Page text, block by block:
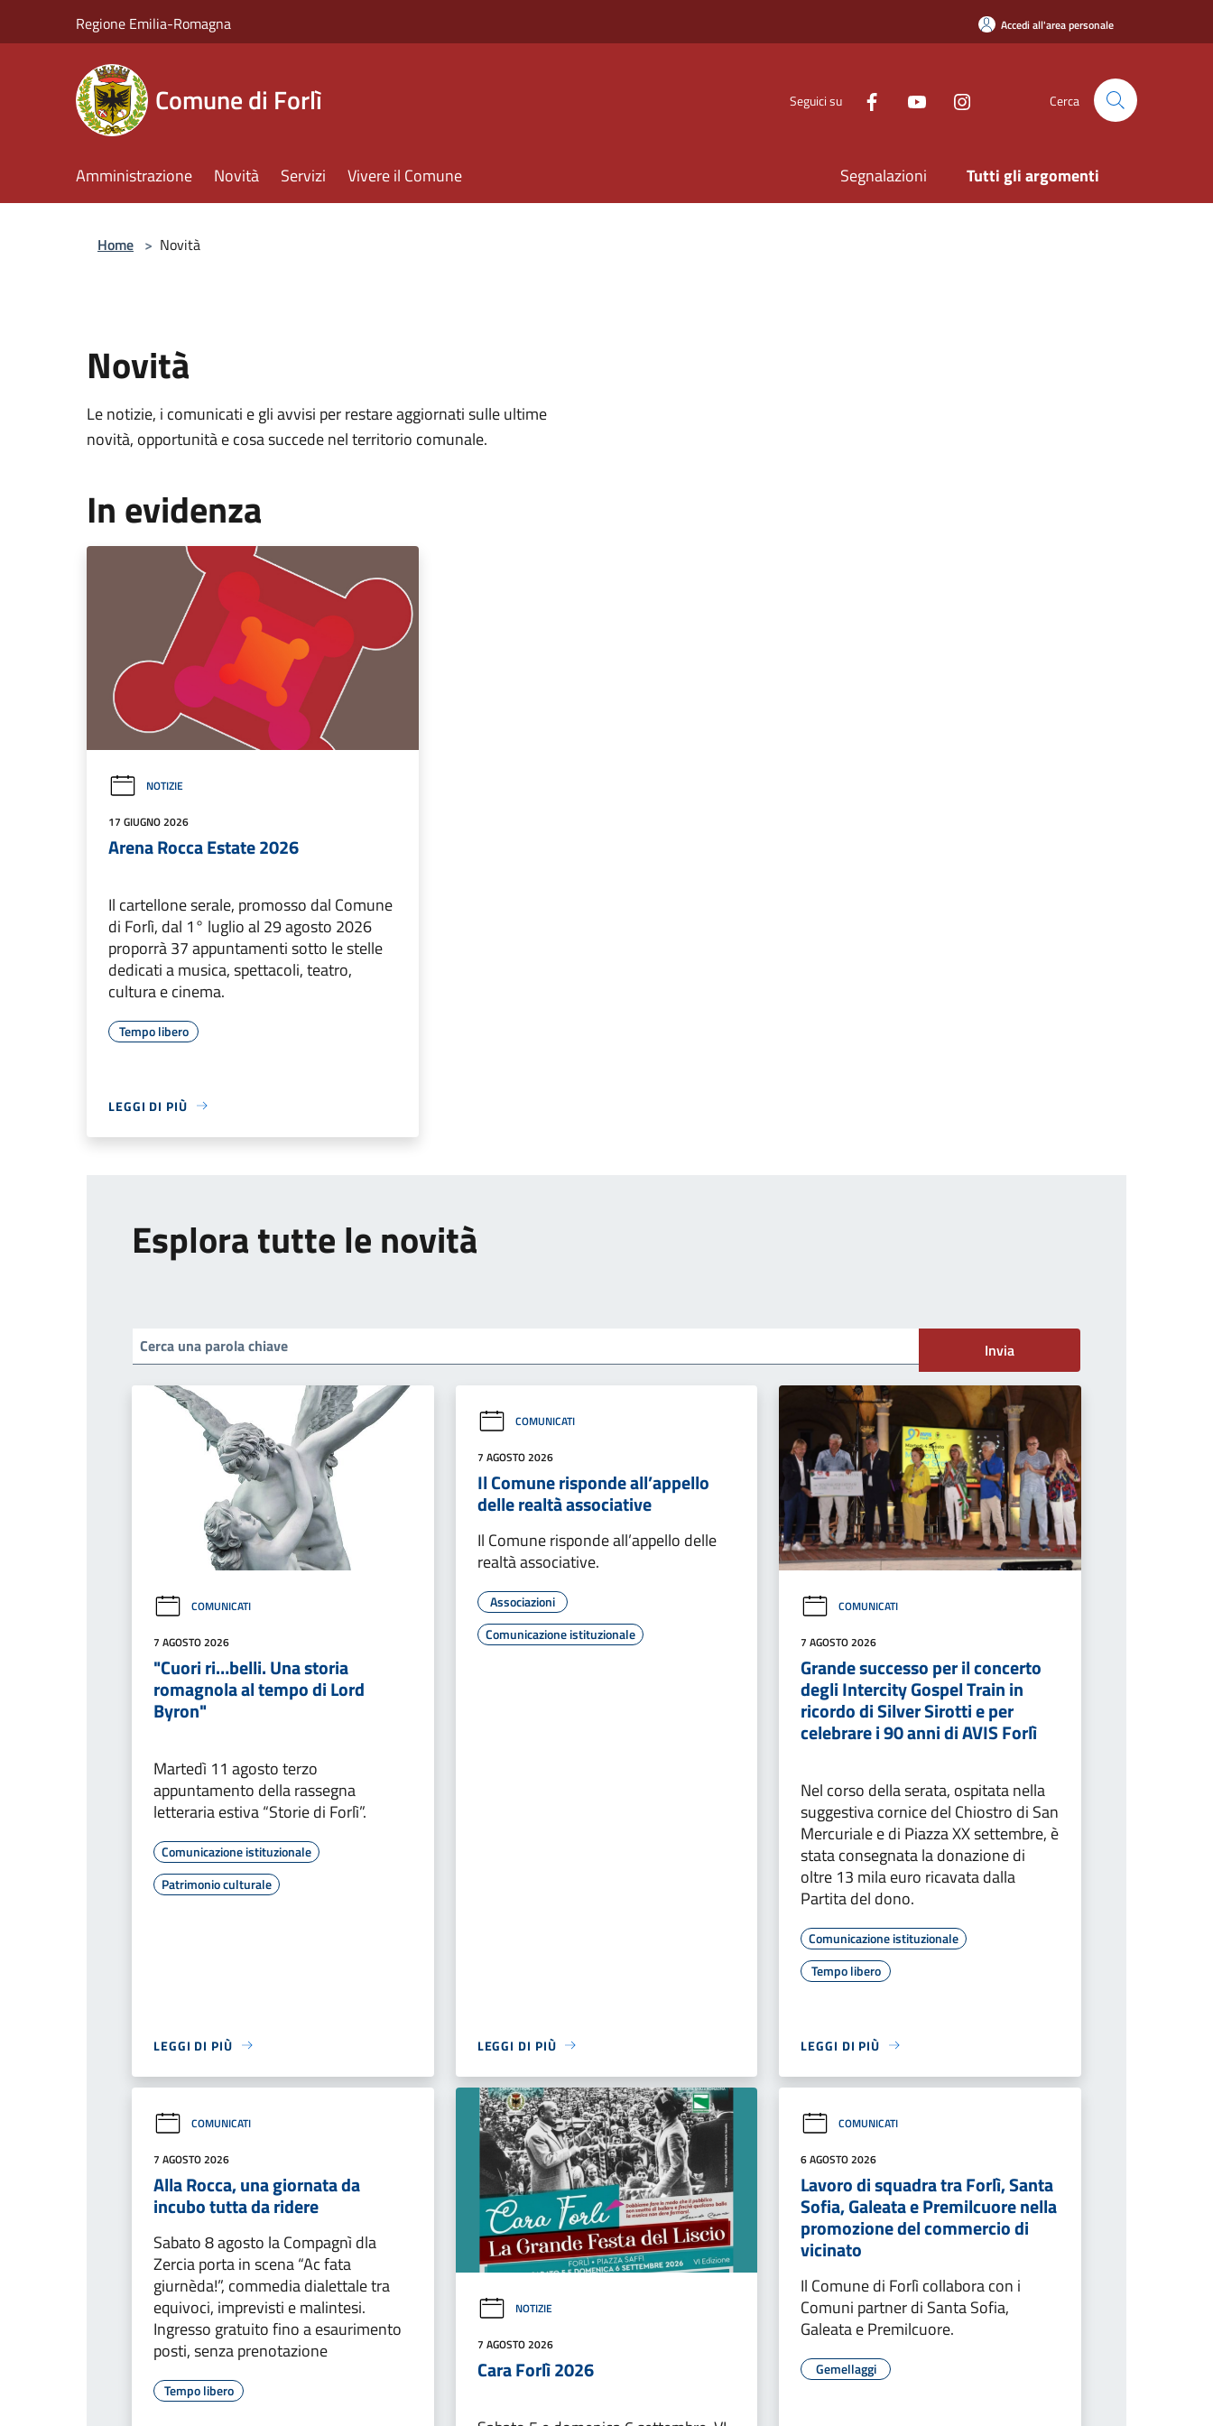
Regione Emilia-Romagna Accedi all'area personale
Comune di Forlì Seguici su Cerca
Amministrazione Novità Servizi Vivere il Comune Segnalazioni Tutti gli argomenti
Home > Novità
Novità
Le notizie, i comunicati e gli avvisi per restare aggiornati sulle ultime
novità, opportunità e cosa succede nel territorio comunale.
In evidenza
NOTIZIE
17 GIUGNO 2026
Arena Rocca Estate 2026
Il cartellone serale, promosso dal Comune
di Forlì, dal 1° luglio al 29 agosto 2026
proporrà 37 appuntamenti sotto le stelle
dedicati a musica, spettacoli, teatro,
cultura e cinema.
Tempo libero
LEGGI DI PIÙ
Esplora tutte le novità
Invia
COMUNICATI
7 AGOSTO 2026
"Cuori ri…belli. Una storia
romagnola al tempo di Lord
Byron"
Martedì 11 agosto terzo
appuntamento della rassegna
letteraria estiva “Storie di Forlì”.
Comunicazione istituzionale
Patrimonio culturale
LEGGI DI PIÙ
COMUNICATI
7 AGOSTO 2026
Il Comune risponde all’appello
delle realtà associative
Il Comune risponde all’appello delle
realtà associative.
Associazioni
Comunicazione istituzionale
LEGGI DI PIÙ
COMUNICATI
7 AGOSTO 2026
Grande successo per il concerto
degli Intercity Gospel Train in
ricordo di Silver Sirotti e per
celebrare i 90 anni di AVIS Forlì
Nel corso della serata, ospitata nella
suggestiva cornice del Chiostro di San
Mercuriale e di Piazza XX settembre, è
stata consegnata la donazione di
oltre 13 mila euro ricavata dalla
Partita del dono.
Comunicazione istituzionale
Tempo libero
LEGGI DI PIÙ
COMUNICATI
7 AGOSTO 2026
Alla Rocca, una giornata da
incubo tutta da ridere
Sabato 8 agosto la Compagnì dla
Zercia porta in scena “Ac fata
giurnèda!”, commedia dialettale tra
equivoci, imprevisti e malintesi.
Ingresso gratuito fino a esaurimento
posti, senza prenotazione
Tempo libero
NOTIZIE
7 AGOSTO 2026
Cara Forlì 2026
COMUNICATI
6 AGOSTO 2026
Lavoro di squadra tra Forlì, Santa
Sofia, Galeata e Premilcuore nella
promozione del commercio di
vicinato
Il Comune di Forlì collabora con i
Comuni partner di Santa Sofia,
Galeata e Premilcuore.
Gemellaggi